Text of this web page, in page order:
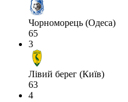
Чорноморець (Одеса)
65
3
Лівий берег (Київ)
63
4